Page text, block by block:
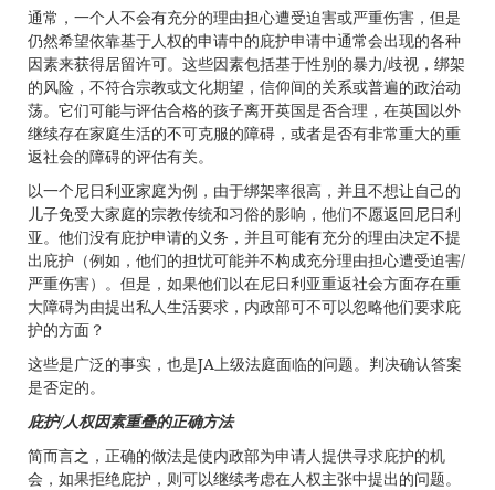
通常，一个人不会有充分的理由担心遭受迫害或严重伤害，但是
仍然希望依靠基于人权的申请中的庇护申请中通常会出现的各种
因素来获得居留许可。这些因素包括基于性别的暴力/歧视，绑架
的风险，不符合宗教或文化期望，信仰间的关系或普遍的政治动
荡。它们可能与评估合格的孩子离开英国是否合理，在英国以外
继续存在家庭生活的不可克服的障碍，或者是否有非常重大的重
返社会的障碍的评估有关。
以一个尼日利亚家庭为例，由于绑架率很高，并且不想让自己的
儿子免受大家庭的宗教传统和习俗的影响，他们不愿返回尼日利
亚。他们没有庇护申请的义务，并且可能有充分的理由决定不提
出庇护（例如，他们的担忧可能并不构成充分理由担心遭受迫害/
严重伤害）。但是，如果他们以在尼日利亚重返社会方面存在重
大障碍为由提出私人生活要求，内政部可不可以忽略他们要求庇
护的方面？
这些是广泛的事实，也是JA上级法庭面临的问题。判决确认答案
是否定的。
庇护/人权因素重叠的正确方法
简而言之，正确的做法是使内政部为申请人提供寻求庇护的机
会，如果拒绝庇护，则可以继续考虑在人权主张中提出的问题。